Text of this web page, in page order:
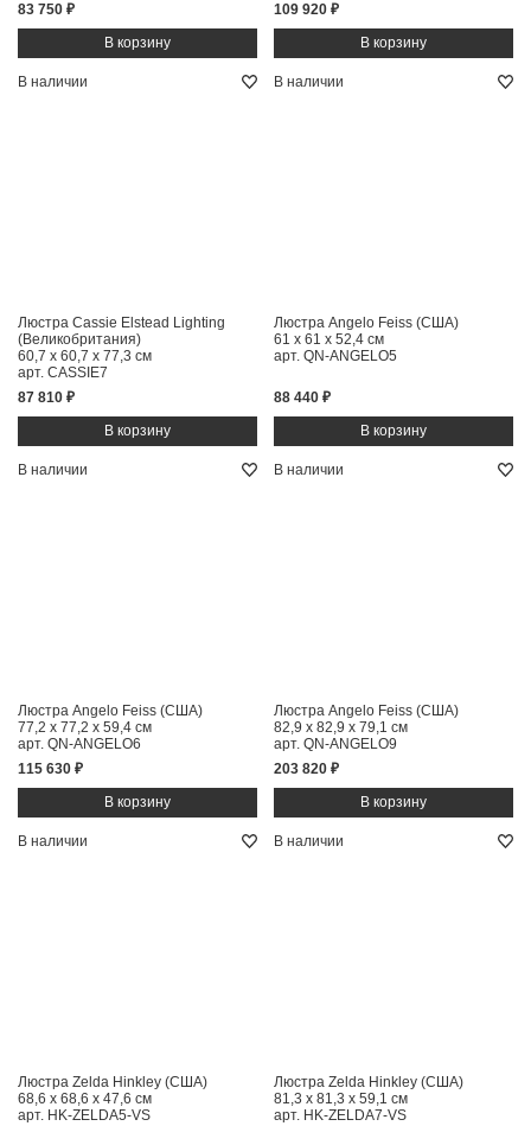
83 750 ₽
109 920 ₽
В наличии
Люстра Cassie Elstead Lighting
(Великобритания)
60,7 x 60,7 x 77,3 см
арт. CASSIE7
87 810 ₽
В наличии
Люстра Angelo Feiss (США)
61 x 61 x 52,4 см
арт. QN-ANGELO5
88 440 ₽
В наличии
Люстра Angelo Feiss (США)
77,2 x 77,2 x 59,4 см
арт. QN-ANGELO6
115 630 ₽
В наличии
Люстра Angelo Feiss (США)
82,9 x 82,9 x 79,1 см
арт. QN-ANGELO9
203 820 ₽
В наличии
Люстра Zelda Hinkley (США)
68,6 x 68,6 x 47,6 см
арт. HK-ZELDA5-VS
В наличии
Люстра Zelda Hinkley (США)
81,3 x 81,3 x 59,1 см
арт. HK-ZELDA7-VS